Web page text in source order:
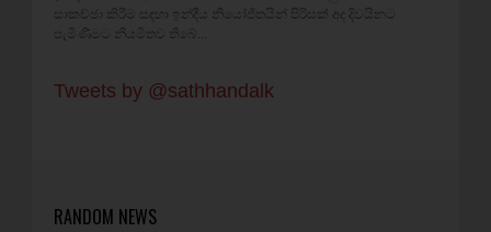
සාකච්ඡා කිරීම සඳහා ඉන්දීය නියෝජිතයින් පිරිසක් අද දිවයිනට
පැමිණීමට නියමිතව තිබේ...
Tweets by @sathhandalk
RANDOM NEWS